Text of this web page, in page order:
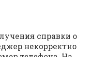
справки о
некорректно